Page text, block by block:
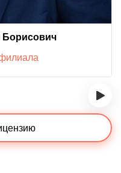
Борисович
›